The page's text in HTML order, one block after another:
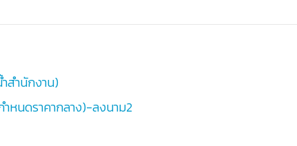
สำนักงาน)
หนดราคากลาง)-ลงนาม2